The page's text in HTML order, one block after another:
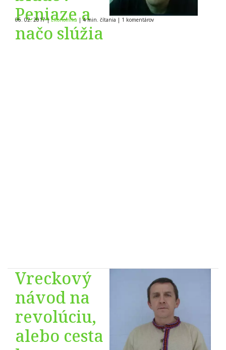
Peniaze a
načo slúžia
06. 02. 2017| Ekonomika | 4 min. čítania | 1 komentárov
Vreckový
návod na
revolúciu,
alebo cesta